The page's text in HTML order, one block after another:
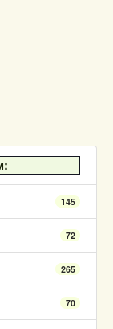
145
72
265
70